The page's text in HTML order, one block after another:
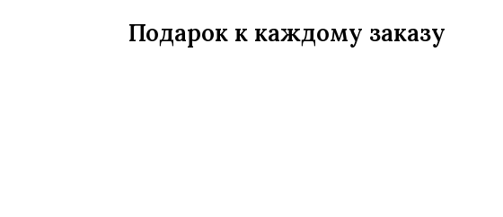
Подарок к каждому заказу